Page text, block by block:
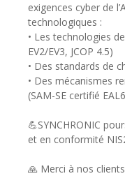
exigences cyber de
technologiques :
• Les technologies
EV2/EV3, JCOP 4.5)
• Des standards de
• Des mécanismes
(SAM-SE certifié
💪SYNCHRONIC
et en conformité
🙏 Merci à nos